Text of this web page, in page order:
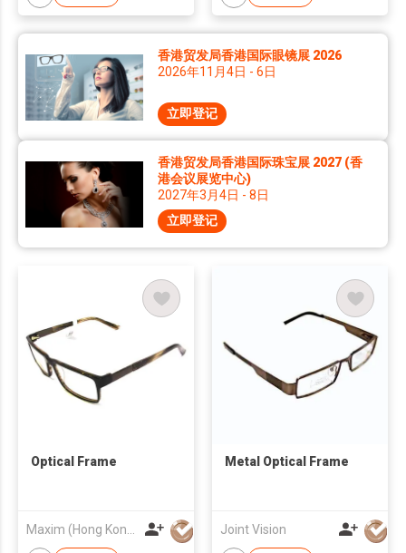
香港贸发局香港国际眼镜展 2026
2026年11月4日 - 6日
立即登记
香港贸发局香港国际珠宝展 2027 (香
港会议展览中心)
2027年3月4日 - 8日
立即登记
Optical Frame Metal Optical Frame
Joint Vision